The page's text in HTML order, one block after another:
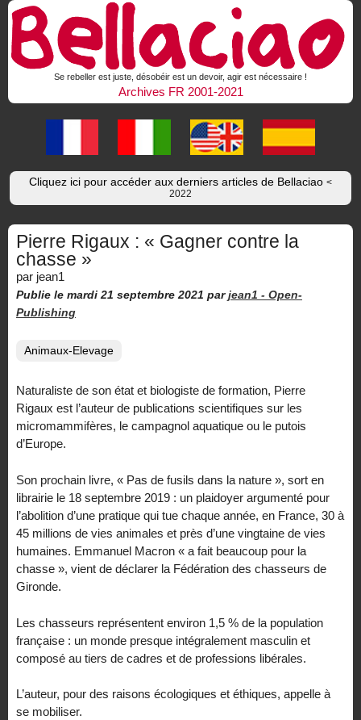
Se rebeller est juste, désobéir est un devoir, agir est nécessaire !
Archives FR 2001-2021
Cliquez ici pour accéder aux derniers articles de Bellaciao <
2022
Pierre Rigaux : « Gagner contre la
chasse »
par jean1
Publie le mardi 21 septembre 2021 par jean1 - Open-
Publishing
Animaux-Elevage
Naturaliste de son état et biologiste de formation, Pierre
Rigaux est l’auteur de publications scientifiques sur les
micromammifères, le campagnol aquatique ou le putois
d’Europe.
Son prochain livre, « Pas de fusils dans la nature », sort en
librairie le 18 septembre 2019 : un plaidoyer argumenté pour
l’abolition d’une pratique qui tue chaque année, en France, 30 à
45 millions de vies animales et près d’une vingtaine de vies
humaines. Emmanuel Macron « a fait beaucoup pour la
chasse », vient de déclarer la Fédération des chasseurs de
Gironde.
Les chasseurs représentent environ 1,5 % de la population
française : un monde presque intégralement masculin et
composé au tiers de cadres et de professions libérales.
L’auteur, pour des raisons écologiques et éthiques, appelle à
se mobiliser.